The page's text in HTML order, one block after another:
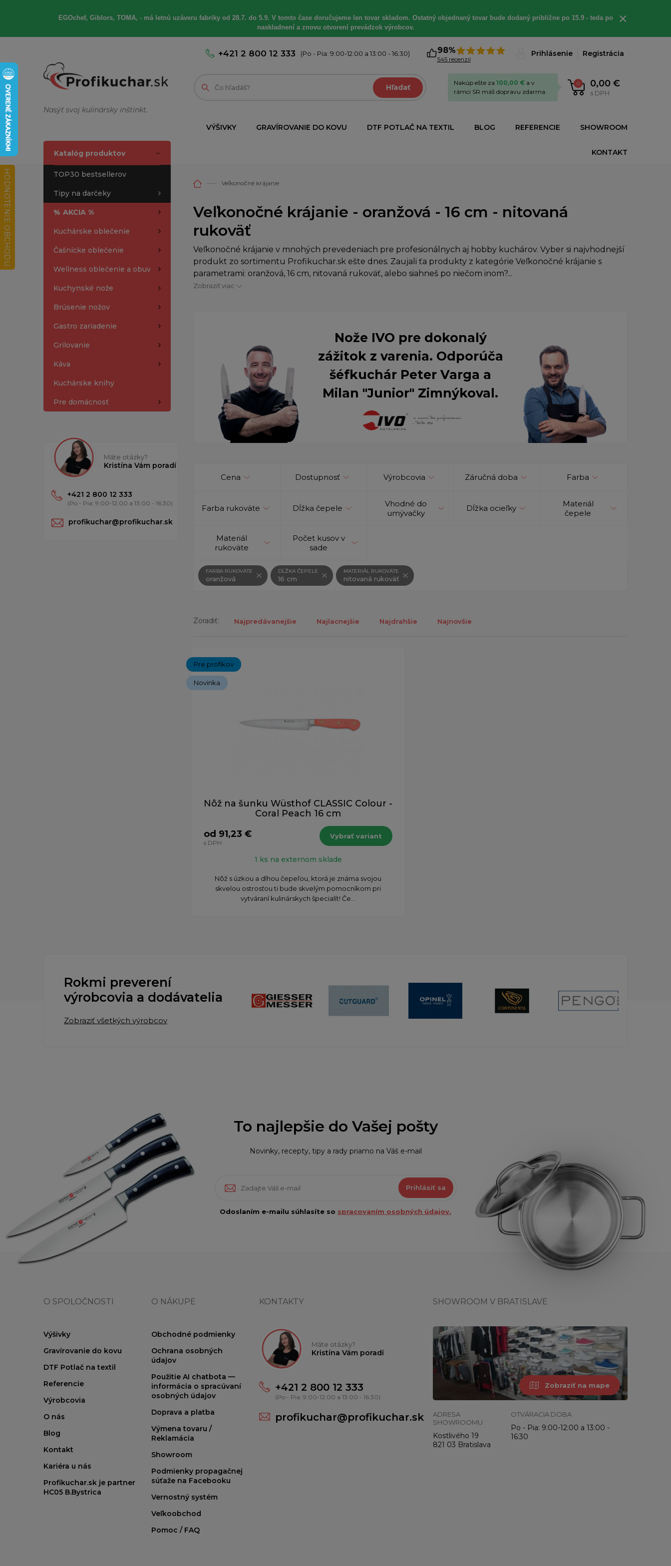
EGOchef, Giblors, TOMA, - má letnú uzáveru fabriky od 28.7. do 5.9. V tomto čase doručujeme len tovar skladom. Ostatný objednaný tovar bude dodaný približne po 15.9 - teda po
naskladnení a znovu otvorení prevádzok výrobcov.
×
Nasýť svoj kulinársky inštinkt.
+421 2 800 12 333 (Po - Pia: 9:00-12:00 a 13:00 - 16:30) 98%
545 recenzií
Prihlásenie Registrácia
Hľadať 0 0,00 €
s DPH
Nakúp ešte za 100,00 € a v
rámci SR máš dopravu zdarma.
VÝŠIVKY GRAVÍROVANIE DO KOVU DTF POTLAČ NA TEXTIL BLOG REFERENCIE SHOWROOM
KONTAKT
Katalóg produktov
TOP30 bestsellerov
Tipy na darčeky
% AKCIA %
Kuchárske oblečenie
Čašnícke oblečenie
Wellness oblečenie a obuv
Kuchynské nože
Brúsenie nožov
Gastro zariadenie
Grilovanie
Káva
Kuchárske knihy
Pre domácnosť
Máte otázky?
Kristína Vám poradí
+421 2 800 12 333
(Po - Pia: 9:00-12:00 a 13:00 - 16:30)
profikuchar@profikuchar.sk
Veľkonočné krájanie
Veľkonočné krájanie - oranžová - 16 cm - nitovaná
rukoväť
Veľkonočné krájanie v mnohých prevedeniach pre profesionálnych aj hobby kuchárov. Vyber si najvhodnejší
produkt zo sortimentu Profikuchar.sk ešte dnes. Zaujali ťa produkty z kategórie Veľkonočné krájanie s
parametrami: oranžová, 16 cm, nitovaná rukoväť, alebo siahneš po niečom inom?...
Zobraziť viac
Nože IVO pre dokonalý
zážitok z varenia. Odporúča
šéfkuchár Peter Varga a
Milan "Junior" Zimnýkoval.
Cena Dostupnosť Výrobcovia Záručná doba Farba
Farba rukoväte Dĺžka čepele
Vhodné do
umývačky
Dĺžka ocieľky
Materiál
čepele
Materiál
rukoväte
Počet kusov v
sade
FARBA RUKOVÄTE
oranžová
DĹŽKA ČEPELE
16 cm
MATERIÁL RUKOVÄTE
nitovaná rukoväť
Zoradiť: Najpredávanejšie Najlacnejšie Najdrahšie Najnovšie
Pre profíkov
Novinka
Nôž na šunku Wüsthof CLASSIC Colour -
Coral Peach 16 cm
od 91,23 €
s DPH
Vybrať variant
1 ks na externom sklade
Nôž s úzkou a dlhou čepeľou, ktorá je známa svojou
skvelou ostrosťou ti bude skvelým pomocníkom pri
vytváraní kulinárskych špecialít! Če...
Rokmi preverení
výrobcovia a dodávatelia
Zobraziť všetkých výrobcov
To najlepšie do Vašej pošty
Novinky, recepty, tipy a rady priamo na Váš e-mail
Prihlásiť sa
Odoslaním e-mailu súhlasíte so spracovaním osobných údajov.
O SPOLOČNOSTI
Výšivky
Gravírovanie do kovu
DTF Potlač na textil
Referencie
Výrobcovia
O nás
Blog
Kontakt
Kariéra u nás
Profikuchar.sk je partner
HC05 B.Bystrica
O NÁKUPE
Obchodné podmienky
Ochrana osobných
údajov
Použitie AI chatbota —
informácia o spracúvaní
osobných údajov
Doprava a platba
Výmena tovaru /
Reklamácia
Showroom
Podmienky propagačnej
súťaže na Facebooku
Vernostný systém
Veľkoobchod
Pomoc / FAQ
KONTAKTY
Máte otázky?
Kristína Vám poradí
+421 2 800 12 333
(Po - Pia: 9:00-12:00 a 13:00 - 16:30)
profikuchar@profikuchar.sk
SHOWROOM V BRATISLAVE
Zobraziť na mape
ADRESA
SHOWROOMU
Kostlivého 19
821 03 Bratislava
OTVÁRACIA DOBA
Po - Pia: 9:00-12:00 a 13:00 -
16:30
HODNOTENIE OBCHODU